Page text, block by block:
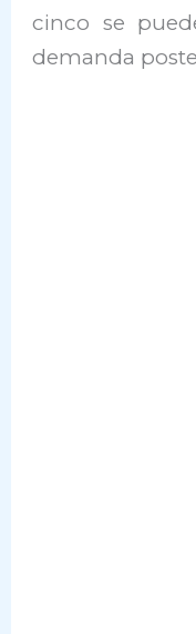
cinco se
demanda